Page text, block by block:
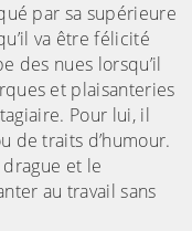
par sa supérieure
va être félicité
des nues lorsqu’il
et plaisanteries
Pour lui, il
de traits d’humour.
et le
au travail sans